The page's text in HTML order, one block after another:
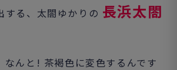
する、太閤ゆかりの 長浜太閤
なんと! 茶褐色に変色するんです